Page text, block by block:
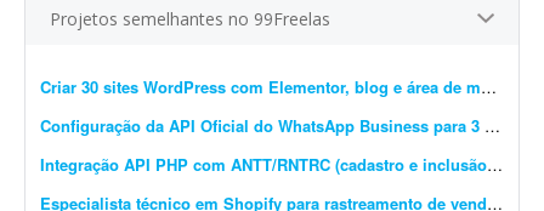
Projetos semelhantes no 99Freelas
Criar 30 sites WordPress com Elementor, blog e área de membros
Configuração da API Oficial do WhatsApp Business para 3 instâncias
Integração API PHP com ANTT/RNTRC (cadastro e inclusão)
-
Especialista técnico em Shopify para rastreamento de vendas e Meta Pixel